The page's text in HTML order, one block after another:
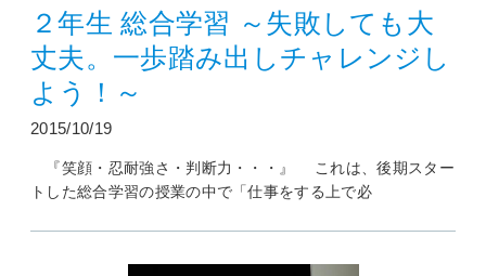
２年生 総合学習 ～失敗しても大
丈夫。一歩踏み出しチャレンジし
よう！～
2015/10/19
『笑顔・忍耐強さ・判断力・・・』 これは、後期スター
トした総合学習の授業の中で「仕事をする上で必